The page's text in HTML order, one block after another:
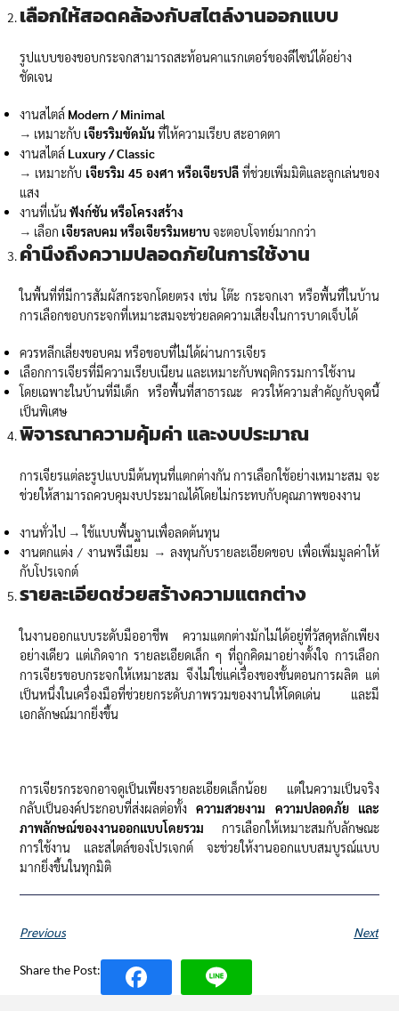
เลือกให้สอดคล้องกับสไตล์งานออกแบบ
รูปแบบของขอบกระจกสามารถสะท้อนคาแรกเตอร์ของดีไซน์ได้อย่าง
ชัดเจน
งานสไตล์ Modern / Minimal
→ เหมาะกับ เจียรริมขัดมันที่ให้ความเรียบ สะอาดตา
งานสไตล์ Luxury / Classic
→ เหมาะกับ เจียรริม 45 องศา หรือเจียรปลีที่ช่วยเพิ่มมิติและลูกเล่นของ
แสง
งานที่เน้นฟังก์ชัน หรือโครงสร้าง
→ เลือก เจียรลบคม หรือเจียรริมหยาบจะตอบโจทย์มากกว่า
คำนึงถึงความปลอดภัยในการใช้งาน
ในพื้นที่ที่มีการสัมผัสกระจกโดยตรง เช่น โต๊ะ กระจกเงา หรือพื้นที่ในบ้าน
การเลือกขอบกระจกที่เหมาะสมจะช่วยลดความเสี่ยงในการบาดเจ็บได้
ควรหลีกเลี่ยงขอบคม หรือขอบที่ไม่ได้ผ่านการเจียร
เลือกการเจียรที่มีความเรียบเนียน และเหมาะกับพฤติกรรมการใช้งาน
โดยเฉพาะในบ้านที่มีเด็ก หรือพื้นที่สาธารณะ ควรให้ความสำคัญกับจุดนี้
เป็นพิเศษ
พิจารณาความคุ้มค่า และงบประมาณ
การเจียรแต่ละรูปแบบมีต้นทุนที่แตกต่างกัน การเลือกใช้อย่างเหมาะสม จะ
ช่วยให้สามารถควบคุมงบประมาณได้โดยไม่กระทบกับคุณภาพของงาน
งานทั่วไป → ใช้แบบพื้นฐานเพื่อลดต้นทุน
งานตกแต่ง / งานพรีเมียม → ลงทุนกับรายละเอียดขอบ เพื่อเพิ่มมูลค่าให้
กับโปรเจกต์
รายละเอียดช่วยสร้างความแตกต่าง
ในงานออกแบบระดับมืออาชีพ ความแตกต่างมักไม่ได้อยู่ที่วัสดุหลักเพียง
อย่างเดียว แต่เกิดจาก รายละเอียดเล็ก ๆ ที่ถูกคิดมาอย่างตั้งใจ การเลือก
การเจียรขอบกระจกให้เหมาะสม จึงไม่ใช่แค่เรื่องของขั้นตอนการผลิต แต่
เป็นหนึ่งในเครื่องมือที่ช่วยยกระดับภาพรวมของงานให้โดดเด่น และมี
เอกลักษณ์มากยิ่งขึ้น
การเจียรกระจกอาจดูเป็นเพียงรายละเอียดเล็กน้อย แต่ในความเป็นจริง
กลับเป็นองค์ประกอบที่ส่งผลต่อทั้งความสวยงาม ความปลอดภัย และ
ภาพลักษณ์ของงานออกแบบโดยรวม การเลือกให้เหมาะสมกับลักษณะ
การใช้งาน และสไตล์ของโปรเจกต์ จะช่วยให้งานออกแบบสมบูรณ์แบบ
มากยิ่งขึ้นในทุกมิติ
Previous Next
Share the Post: